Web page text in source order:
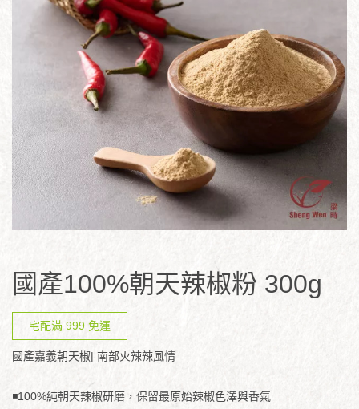
國產100%朝天辣椒粉 300g
宅配滿 999 免運
國產嘉義朝天椒| 南部火辣辣風情
◾100%純朝天辣椒研磨，保留最原始辣椒色澤與香氣